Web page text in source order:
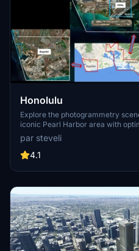
Honolulu
Explore the photogrammetry
iconic Pearl Harbor area with
FPS. Discover Waikiki, Honolulu
detailed addon. Enhance your
carriers, battleships, and military
enjoy this mod.
par steveli
4.1